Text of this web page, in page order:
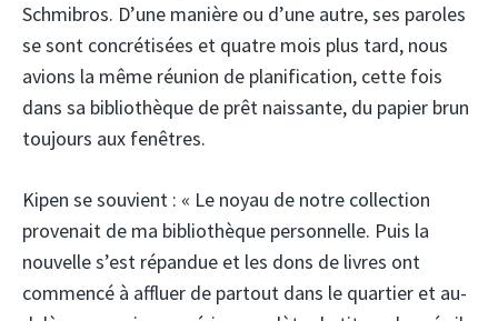
Schmibros. D’une manière ou d’une autre, ses paroles
se sont concrétisées et quatre mois plus tard, nous
avions la même réunion de planification, cette fois
dans sa bibliothèque de prêt naissante, du papier brun
toujours aux fenêtres.
Kipen se souvient : « Le noyau de notre collection
provenait de ma bibliothèque personnelle. Puis la
nouvelle s’est répandue et les dons de livres ont
commencé à affluer de partout dans le quartier et au-